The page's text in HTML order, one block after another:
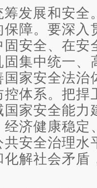
展和安全
障。要深入
安全、在安
固集中统一、
家安全法治
体系。把捍
家安全能力
济健康稳定
安全治理水
解社会矛盾